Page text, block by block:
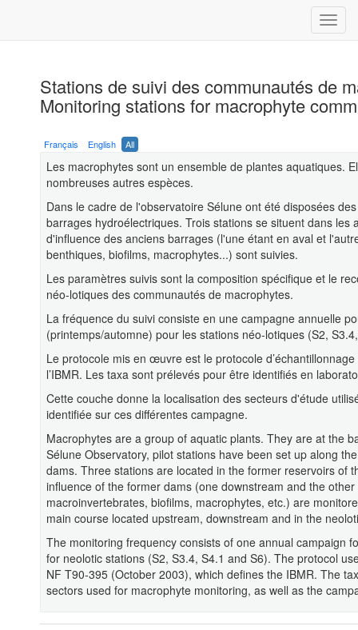
Stations de suivi des communautés de
Monitoring stations for macrophyte
Français English All
Les macrophytes sont un ensemble de plantes aquatiques.
nombreuses autres espèces.
Dans le cadre de l'observatoire Sélune ont été disposées
barrages hydroélectriques. Trois stations se situent dans
d'influence des anciens barrages (l'une étant en aval et
benthiques, biofilms, macrophytes...) sont suivies.
Les paramètres suivis sont la composition spécifique et le
néo-lotiques des communautés de macrophytes.
La fréquence du suivi consiste en une campagne annuelle
(printemps/automne) pour les stations néo-lotiques (S2,
Le protocole mis en œuvre est le protocole
l’IBMR. Les taxa sont prélevés pour être identifiés en
Cette couche donne la localisation des secteurs d'étude
identifiée sur ces différentes campagne.
Macrophytes are a group of aquatic plants. They are at the
Sélune Observatory, pilot stations have been set up along
dams. Three stations are located in the former reservoirs of
influence of the former dams (one downstream and the
macroinvertebrates, biofilms, macrophytes, etc.) are
main course located upstream, downstream and in the
The monitoring frequency consists of one annual campaign
for neolotic stations (S2, S3.4, S4.1 and S6). The protocol
NF T90-395 (October 2003), which defines the IBMR. The
sectors used for macrophyte monitoring, as well as the